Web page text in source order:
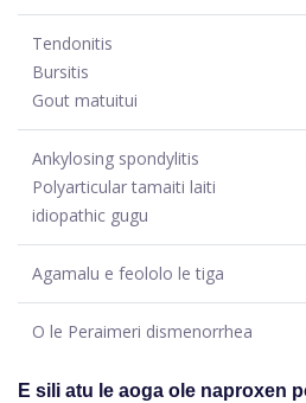
Tendonitis
Bursitis
Gout matuitui
Ankylosing spondylitis
Polyarticular tamaiti laiti
idiopathic gugu
Agamalu e feololo le tiga
O le Peraimeri dismenorrhea
E sili atu le aoga ole naproxen